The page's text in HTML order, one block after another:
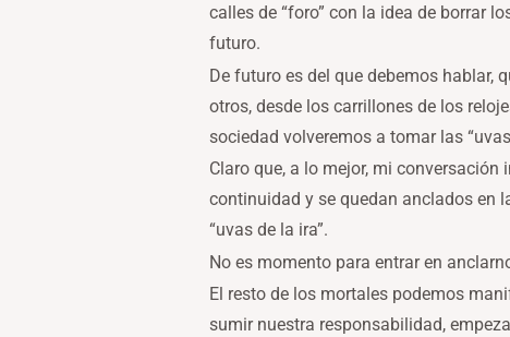
calles de “foro” con la idea de borrar
futuro.
De futuro es del que debemos hablar,
otros, desde los carrillones de los
sociedad volveremos a tomar las
Claro que, a lo mejor, mi
continuidad y se quedan anclados en
“uvas de la ira”.
No es momento para entrar en
El resto de los mortales podemos
sumir nuestra responsabilidad,